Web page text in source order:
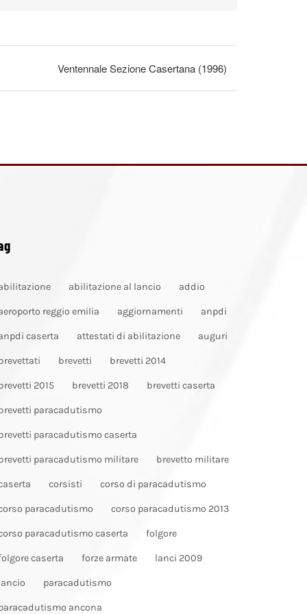
Ventennale Sezione Casertana (1996)
abilitazione al lancio addio
reggio emilia aggiornamenti anpdi
caserta attestati di abilitazione auguri
brevetti brevetti 2014
2015 brevetti 2018 brevetti caserta
paracadutismo
paracadutismo caserta
paracadutismo militare brevetto militare
corsisti corso di paracadutismo
paracadutismo corso paracadutismo 2013
paracadutismo caserta folgore
caserta forze armate lanci 2009
paracadutismo
ancona